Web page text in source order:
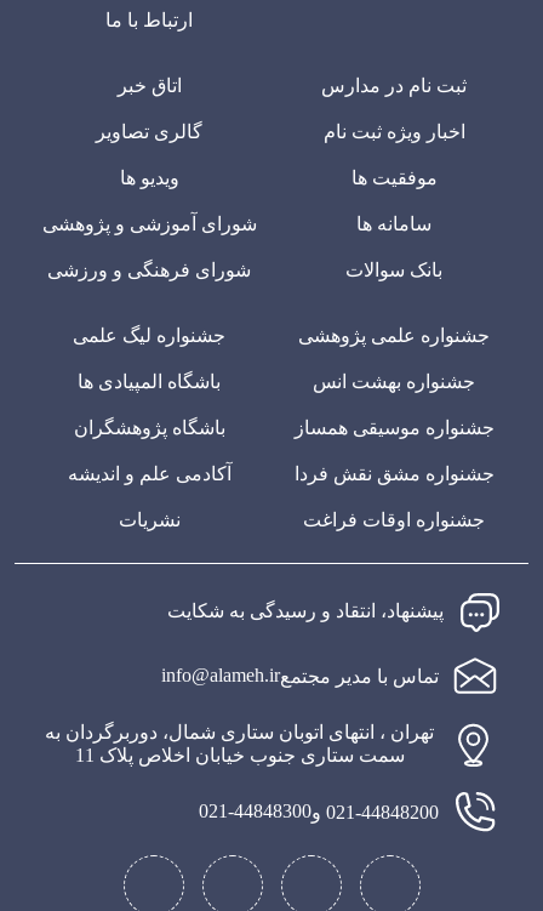
ارتباط با ما
ثبت نام در مدارس
اخبار ویژه ثبت نام
موفقیت ها
سامانه ها
بانک سوالات
اتاق خبر
گالری تصاویر
ویدیو ها
شورای آموزشی و پژوهشی
شورای فرهنگی و ورزشی
جشنواره علمی پژوهشی
جشنواره بهشت انس
جشنواره موسیقی همساز
جشنواره مشق نقش فردا
جشنواره اوقات فراغت
جشنواره لیگ علمی
باشگاه المپیادی ها
باشگاه پژوهشگران
آکادمی علم و اندیشه
نشریات
پیشنهاد، انتقاد و رسیدگی به شکایت
تماس با مدیر مجتمعinfo@alameh.ir
تهران ، انتهای اتوبان ستاری شمال، دوربرگردان به
سمت ستاری جنوب خیابان اخلاص پلاک 11
021-44848200 و 021-44848300